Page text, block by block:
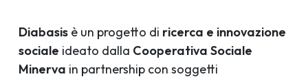
Diabasis è un progetto di ricerca e innovazione
sociale ideato dalla Cooperativa Sociale
Minerva in partnership con soggetti